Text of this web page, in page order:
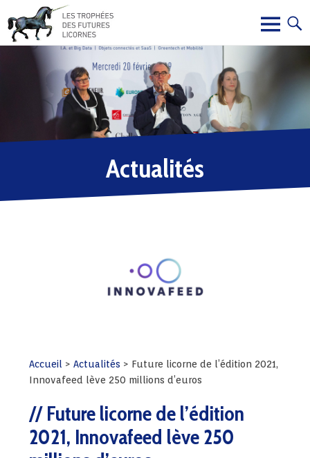
Actualités
Accueil >Actualités > Future licorne de l’édition 2021,
Innovafeed lève 250 millions d’euros
Future licorne de l’édition
2021, Innovafeed lève 250